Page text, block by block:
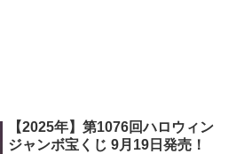
【2025年】第1076回ハロウィン
ジャンボ宝くじ 9月19日発売！